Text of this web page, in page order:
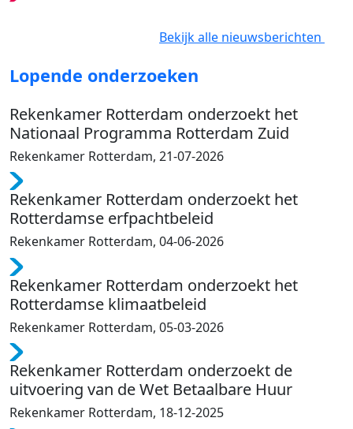
Bekijk alle nieuwsberichten
Lopende onderzoeken
Rekenkamer Rotterdam onderzoekt het
Nationaal Programma Rotterdam Zuid
Rekenkamer Rotterdam, 21-07-2026
Rekenkamer Rotterdam onderzoekt het
Rotterdamse erfpachtbeleid
Rekenkamer Rotterdam, 04-06-2026
Rekenkamer Rotterdam onderzoekt het
Rotterdamse klimaatbeleid
Rekenkamer Rotterdam, 05-03-2026
Rekenkamer Rotterdam onderzoekt de
uitvoering van de Wet Betaalbare Huur
Rekenkamer Rotterdam, 18-12-2025